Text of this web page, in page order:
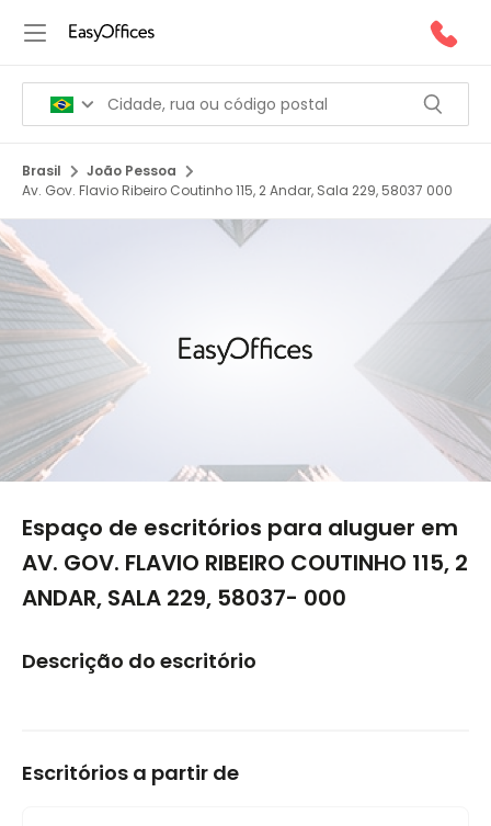
Brasil
João Pessoa
Av. Gov. Flavio Ribeiro Coutinho 115, 2 Andar, Sala 229, 58037 000
Espaço de escritórios para aluguer em
AV. GOV. FLAVIO RIBEIRO COUTINHO 115, 2
ANDAR, SALA 229, 58037- 000
Descrição do escritório
Escritórios a partir de